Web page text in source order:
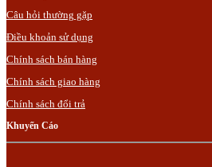
Câu hỏi thường gặp
Điều khoản sử dụng
Chính sách bán hàng
Chính sách giao hàng
Chính sách đổi trả
Khuyến Cáo